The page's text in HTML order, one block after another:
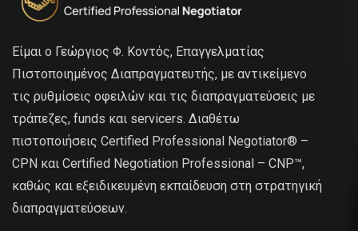
Είμαι ο Γεώργιος Φ. Κοντός, Επαγγελματίας
Πιστοποιημένος Διαπραγματευτής, με αντικείμενο
τις ρυθμίσεις οφειλών και τις διαπραγματεύσεις με
τράπεζες, funds και servicers. Διαθέτω
πιστοποιήσεις Certified Professional Negotiator® –
CPN και Certified Negotiation Professional – CNP™,
καθώς και εξειδικευμένη εκπαίδευση στη στρατηγική
διαπραγματεύσεων.